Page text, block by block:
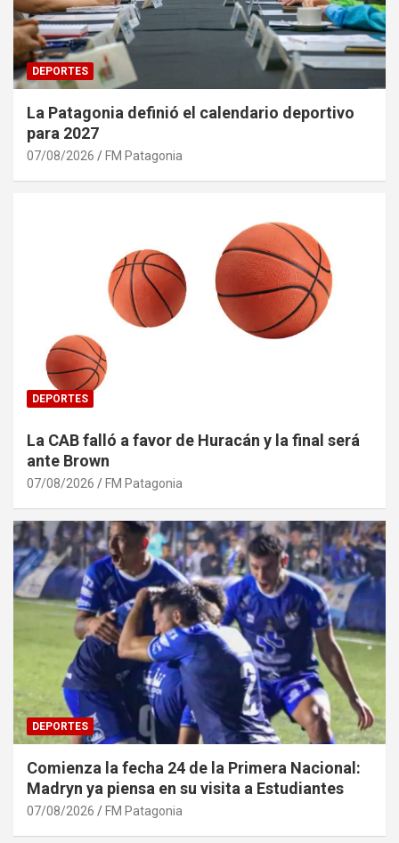
DEPORTES
La Patagonia definió el calendario deportivo
para 2027
07/08/2026 FM Patagonia
DEPORTES
La CAB falló a favor de Huracán y la final será
ante Brown
07/08/2026 FM Patagonia
DEPORTES
Comienza la fecha 24 de la Primera Nacional:
Madryn ya piensa en su visita a Estudiantes
07/08/2026 FM Patagonia